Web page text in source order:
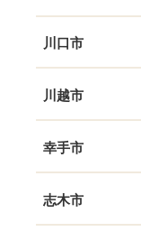
川口市
川越市
幸手市
志木市